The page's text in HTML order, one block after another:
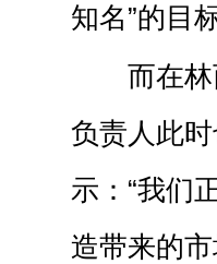
知名”的目
而在
负责人此
示：“我们
造带来的市